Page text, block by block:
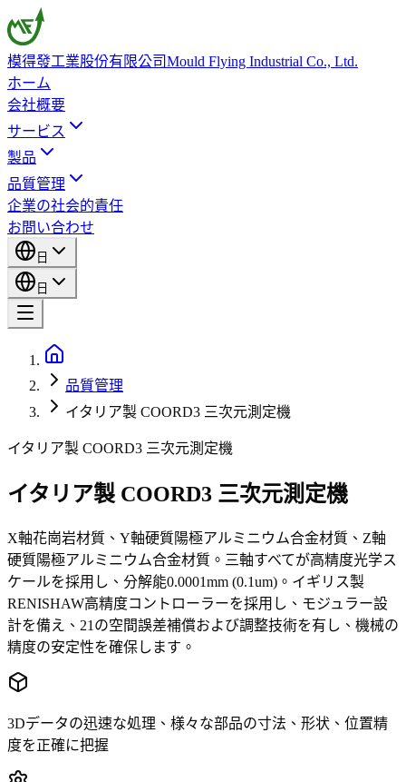
模得發工業股份有限公司Mould Flying Industrial Co., Ltd.
ホーム
会社概要
サービス
製品
品質管理
企業の社会的責任
お問い合わせ
日
日
品質管理
イタリア製 COORD3 三次元測定機
イタリア製 COORD3 三次元測定機
イタリア製 COORD3 三次元測定機
X軸花崗岩材質、Y軸硬質陽極アルミニウム合金材質、Z軸
硬質陽極アルミニウム合金材質。三軸すべてが高精度光学ス
ケールを採用し、分解能0.0001mm (0.1um)。イギリス製
RENISHAW高精度コントローラーを採用し、モジュラー設
計を備え、21の空間誤差補償および調整技術を有し、機械の
精度の安定性を確保します。
3Dデータの迅速な処理、様々な部品の寸法、形状、位置精
度を正確に把握